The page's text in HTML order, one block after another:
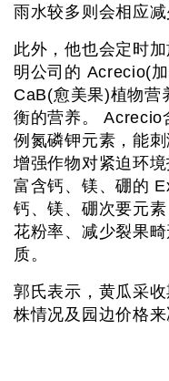
雨水较多则会相应
此外，他也会定时
明公司的 Acrecio(
CaB(愈美果)植物营
衡的营养。 Acrecio
例氮磷钾元素，能
增强作物对紧迫环
富含钙、镁、硼的
钙、镁、硼次要元
花粉率、减少裂果
质。
郭氏表示，黄瓜采
株情况及园边价格来